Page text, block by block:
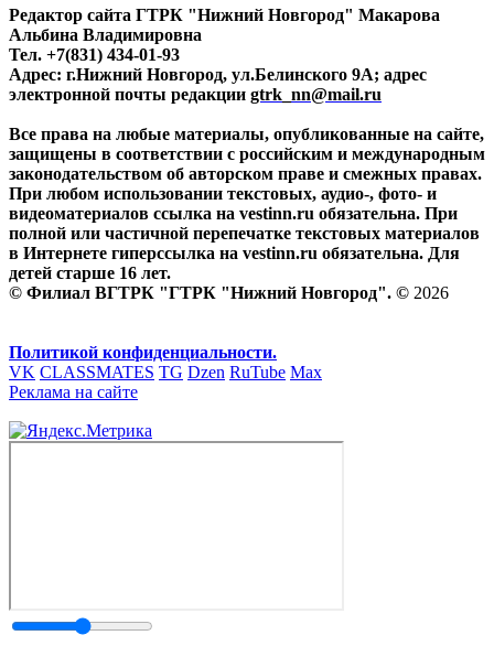
Редактор сайта ГТРК "Нижний Новгород" Макарова
Альбина Владимировна
Тел. +7(831) 434-01-93
Адрес: г.Нижний Новгород, ул.Белинского 9А; адрес
электронной почты редакции gtrk_nn@mail.ru
Все права на любые материалы, опубликованные на сайте,
защищены в соответствии с российским и международным
законодательством об авторском праве и смежных правах.
При любом использовании текстовых, аудио-, фото- и
видеоматериалов ссылка на vestinn.ru обязательна. При
полной или частичной перепечатке текстовых материалов
в Интернете гиперссылка на vestinn.ru обязательна. Для
детей старше 16 лет.
© Филиал ВГТРК "ГТРК "Нижний Новгород". © 2026
Политикой конфиденциальности.
VK CLASSMATES TG Dzen RuTube Max
Реклама на сайте